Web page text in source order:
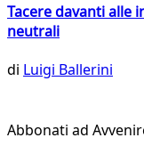
Tacere davanti alle
neutrali
di Luigi Ballerini
Abbonati ad